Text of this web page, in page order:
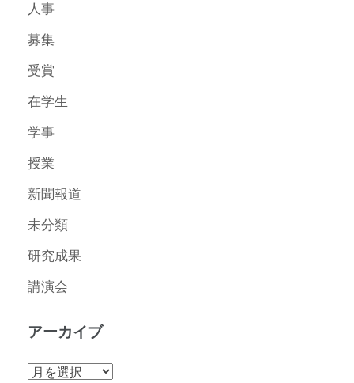
人事
募集
受賞
在学生
学事
授業
新聞報道
未分類
研究成果
講演会
アーカイブ
ア